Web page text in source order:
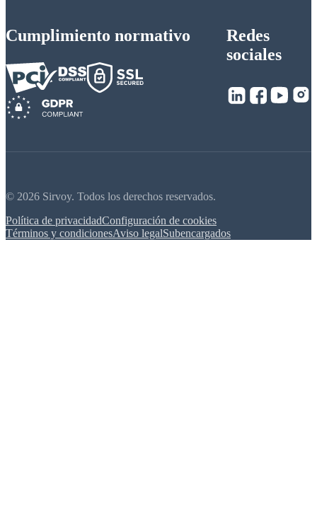
Cumplimiento normativo
Redes
sociales
© 2026 Sirvoy. Todos los derechos reservados.
Política de privacidadConfiguración de cookies
Términos y condicionesAviso legalSubencargados